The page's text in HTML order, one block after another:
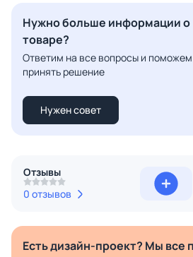
Нужно больше информации о
товаре?
Ответим на все вопросы и поможем
принять решение
Нужен совет
Отзывы
0 отзывов
Есть дизайн-проект? Мы все